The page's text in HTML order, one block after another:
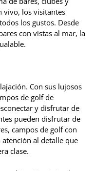
vivo, los visitantes
los gustos. Desde
con vistas al mar, la
Con sus lujosos
de golf de
y disfrutar de
pueden disfrutar de
campos de golf con
al detalle que
clase.